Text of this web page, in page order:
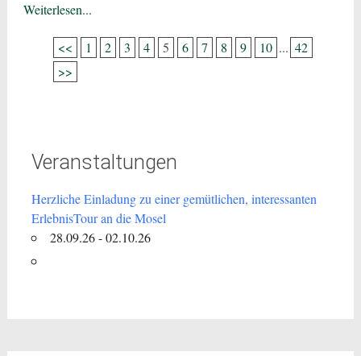
Weiterlesen...
<< 1 2 3 4 5 6 7 8 9 10 ... 42
>>
Veranstaltungen
Herzliche Einladung zu einer gemütlichen, interessanten
ErlebnisTour an die Mosel
28.09.26 - 02.10.26